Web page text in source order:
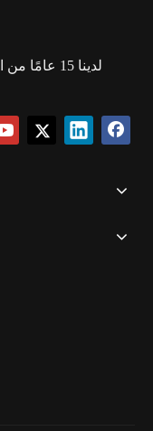
لدينا 15